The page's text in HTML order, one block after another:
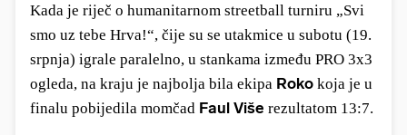
Kada je riječ o humanitarnom streetball turniru „Svi
smo uz tebe Hrva!“, čije su se utakmice u subotu (19.
srpnja) igrale paralelno, u stankama između PRO 3x3
ogleda, na kraju je najbolja bila ekipa Roko koja je u
finalu pobijedila momčad Faul Više rezultatom 13:7.